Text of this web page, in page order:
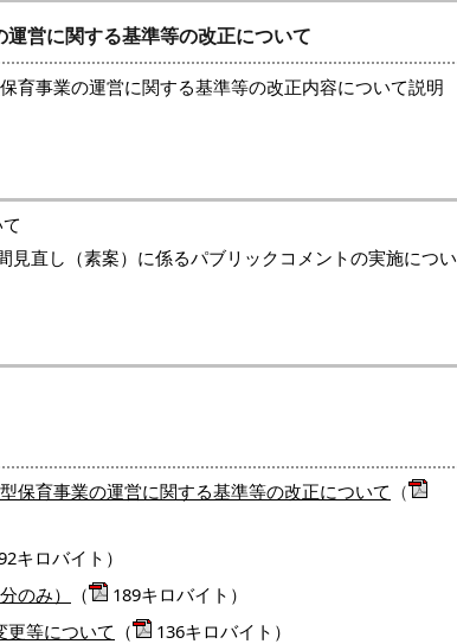
営に関する基準等の改正について
育事業の運営に関する基準等の改正内容について説明
直し（素案）に係るパブリックコメントの実施につい
育事業の運営に関する基準等の改正について （
キロバイト）
のみ）
（
189キロバイト）
等について （
136キロバイト）